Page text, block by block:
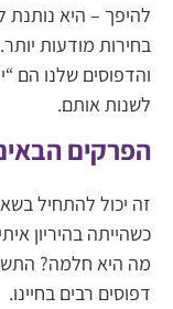
להיפך – היא נותנת
בחירות מודעות
והדפוסים שלנו הם
לשנות אותם.
הפרקים
זה יכול להתחיל
כשהייתה בהיריון
מה היא חלמה?
דפוסים רבים בחיינו.